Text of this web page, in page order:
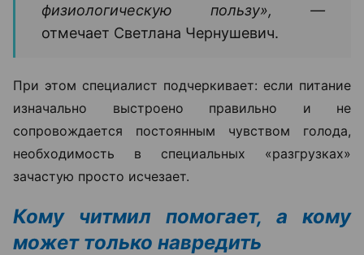
физиологическую пользу», —
отмечает Светлана Чернушевич.
При этом специалист подчеркивает: если питание
изначально выстроено правильно и не
сопровождается постоянным чувством голода,
необходимость в специальных «разгрузках»
зачастую просто исчезает.
Кому читмил помогает, а кому
может только навредить